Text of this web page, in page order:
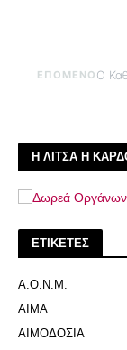
ΕΠΟΜΕΝΟ
Η ΛΙΤΣΑ Η
ΕΤΙΚΕΤΕΣ
Α.Ο.Ν.Μ.
ΑΙΜΑ
ΑΙΜΟΔΟΣΙΑ